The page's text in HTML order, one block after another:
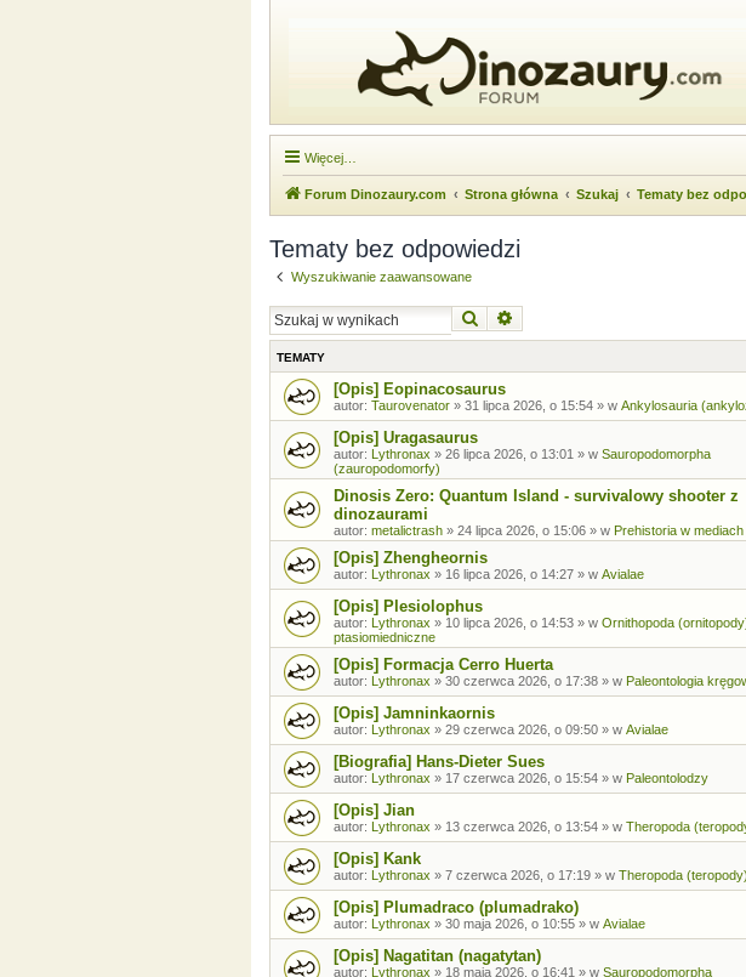
Więcej…
Forum Dinozaury.com Strona główna Szukaj Tematy bez
Tematy bez odpowiedzi
Wyszukiwanie zaawansowane
Szukaj
TEMATY
[Opis] Eopinacosaurus
autor: Taurovenator » 31 lipca 2026, o 15:54 » w Ankylosauria
[Opis] Uragasaurus
autor: Lythronax » 26 lipca 2026, o 13:01 » w Sauropodomorpha
(zauropodomorfy)
Dinosis Zero: Quantum Island - survivalowy shooter z
dinozaurami
autor: metalictrash » 24 lipca 2026, o 15:06 » w Prehistoria w mediach
[Opis] Zhengheornis
autor: Lythronax » 16 lipca 2026, o 14:27 » w Avialae
[Opis] Plesiolophus
autor: Lythronax » 10 lipca 2026, o 14:53 » w Ornithopoda
ptasiomiedniczne
[Opis] Formacja Cerro Huerta
autor: Lythronax » 30 czerwca 2026, o 17:38 » w Paleontologia
[Opis] Jamninkaornis
autor: Lythronax » 29 czerwca 2026, o 09:50 » w Avialae
[Biografia] Hans-Dieter Sues
autor: Lythronax » 17 czerwca 2026, o 15:54 » w Paleontolodzy
[Opis] Jian
autor: Lythronax » 13 czerwca 2026, o 13:54 » w Theropoda
[Opis] Kank
autor: Lythronax » 7 czerwca 2026, o 17:19 » w Theropoda (teropody)
[Opis] Plumadraco (plumadrako)
autor: Lythronax » 30 maja 2026, o 10:55 » w Avialae
[Opis] Nagatitan (nagatytan)
autor: Lythronax » 18 maja 2026, o 16:41 » w Sauropodomorpha